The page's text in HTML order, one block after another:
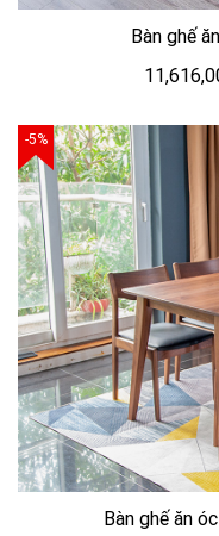
Bàn ghế
-5%
Bàn ghế ăn